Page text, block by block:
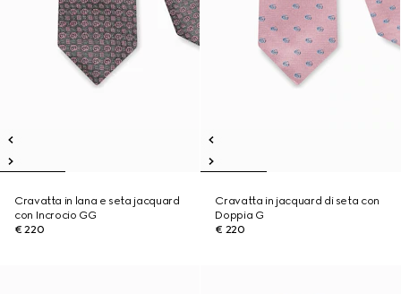
Cravatta in lana e seta jacquard
con Incrocio GG
€ 220
Cravatta in jacquard di seta con
Doppia G
€ 220